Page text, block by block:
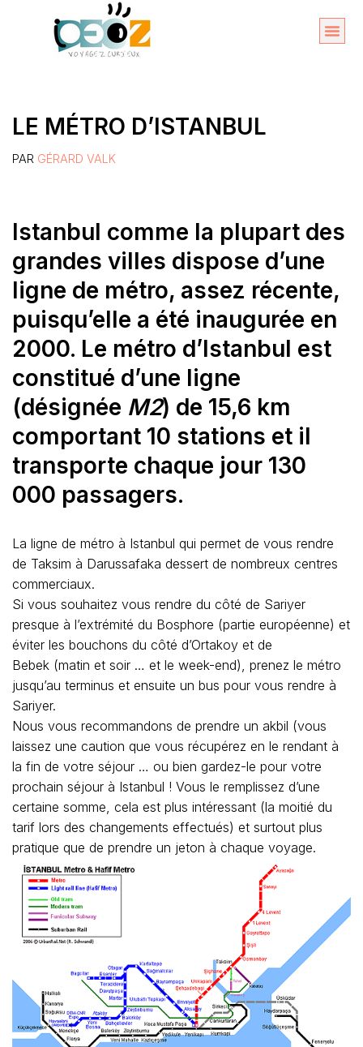
LE MÉTRO D’ISTANBUL
PAR GÉRARD VALK
Istanbul comme la plupart des
grandes villes dispose d’une
ligne de métro, assez récente,
puisqu’elle a été inaugurée en
2000. Le métro d’Istanbul est
constitué d’une ligne
(désignée M2) de 15,6 km
comportant 10 stations et il
transporte chaque jour 130
000 passagers.
La ligne de métro à Istanbul qui permet de vous rendre
de Taksim à Darussafaka dessert de nombreux centres
commerciaux.
Si vous souhaitez vous rendre du côté de Sariyer
presque à l’extrémité du Bosphore (partie européenne) et
éviter les bouchons du côté d’Ortakoy et de
Bebek (matin et soir … et le week-end), prenez le métro
jusqu’au terminus et ensuite un bus pour vous rendre à
Sariyer.
Nous vous recommandons de prendre un akbil (vous
laissez une caution que vous récupérez en le rendant à
la fin de votre séjour … ou bien gardez-le pour votre
prochain séjour à Istanbul ! Vous le remplissez d’une
certaine somme, cela est plus intéressant (la moitié du
tarif lors des changements effectués) et surtout plus
pratique que de prendre un jeton à chaque voyage.